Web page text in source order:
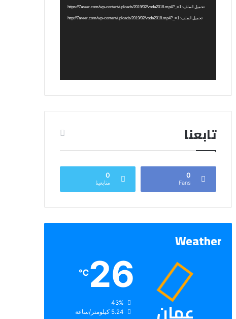
الفيديوتحميل الملف: https://7areer.com/wp-content/uploads/2019/02/voda2018.mp4?_=1
تحميل الملف: http://7areer.com/wp-content/uploads/2019/02/voda2018.mp4?_=1
تابعنا
0
Fans
0
متابعينا
Weather
عمان
26
℃
الرطوبة:
الرياح: